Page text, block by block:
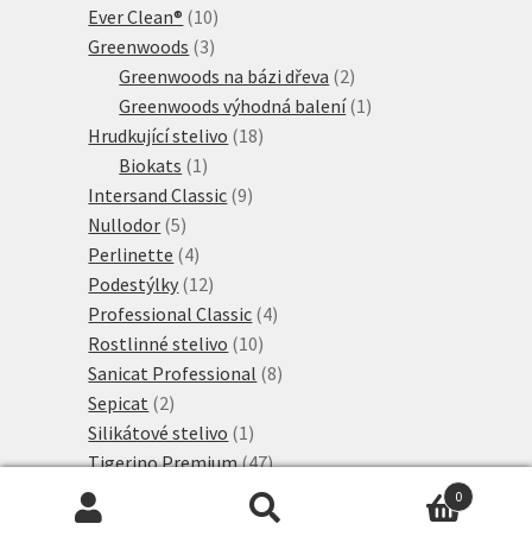
Ever Clean® 1010
produktů
Greenwoods 33
produkty
Greenwoods na bázi dřeva 22
produkty
Greenwoods výhodná balení 1 1
Hrudkující stelivo 1818
Biokats 1 1
produkt
Intersand Classic 99
Nullodor 55
produktů
Perlinette 44
produkty
Podestýlky 1212
produktů
Professional Classic 44
Rostlinné stelivo 1010
produktů
Sanicat Professional 88
Sepicat 22
produkty
Silikátové stelivo 1 1
produkt
Tigerino Premium 4747
produktů
Tigerino Crystals 8
produktů
Tigerino Performance
0